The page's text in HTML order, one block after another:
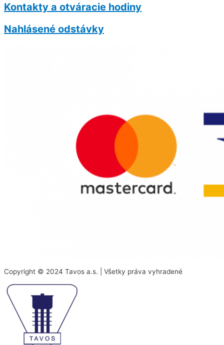
Kontakty a otváracie hodiny
Nahlásené odstávky
Copyright © 2024 Tavos a.s. | Všetky práva vyhradené